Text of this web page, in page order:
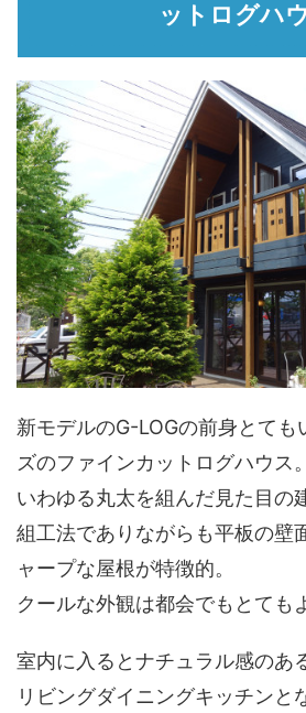
ットログハ
新モデルのG-LOGの前身とても
ズのファインカットログハウス。
いわゆる丸太を組んだ見た目の
組工法でありながらも平板の壁
ャープな屋根が特徴的。
クールな外観は都会でもとても
室内に入るとナチュラル感のあ
リビングダイニングキッチンと